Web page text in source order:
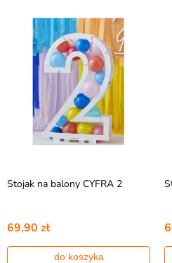
kompozycji z dmuchanych
proste i efektowne.
Stojak na balony CYFRA 2
69,90 zł
do koszyka